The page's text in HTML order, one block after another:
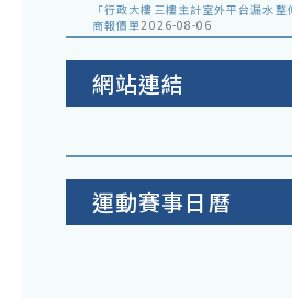
「行政大樓三樓主計室外平台漏水
商報價單2026-08-06
網站連結
運動賽事日曆